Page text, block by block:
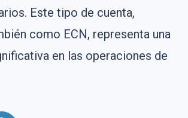
Este tipo de cuenta,
como ECN, representa una
en las operaciones de